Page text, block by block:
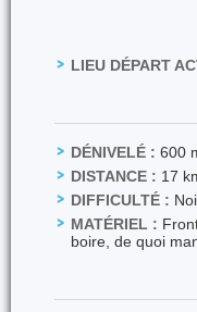
LIEU DÉPART
DÉNIVELÉ : 600
DISTANCE : 17
DIFFICULTÉ :
MATÉRIEL :
boire, de quoi